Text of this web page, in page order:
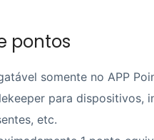
pontos
somente no APP
para dispositivos,
etc.